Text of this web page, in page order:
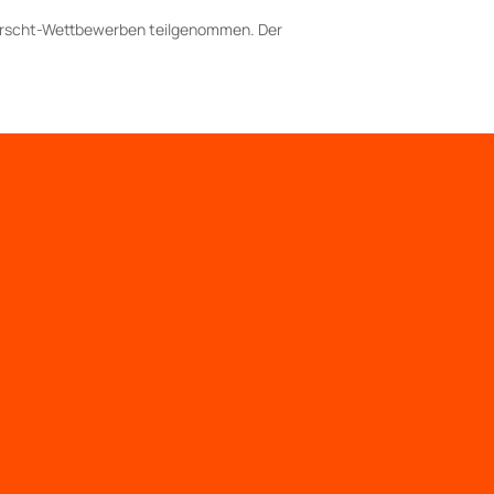
Wettbewerben teilgenommen. Der